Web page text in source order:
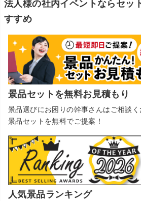
法人様の社内イベントならセッ
すすめ
景品セットを無料お見積もり
景品選びにお困りの幹事さんはご相談
景品セットを無料でご提案！
人気景品ランキング